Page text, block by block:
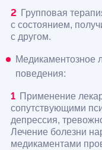
Групповая
с состоянием,
с другом.
Медикаментозное
поведения:
Применение
сопутствующими
депрессия,
Лечение болезни
медикаментами